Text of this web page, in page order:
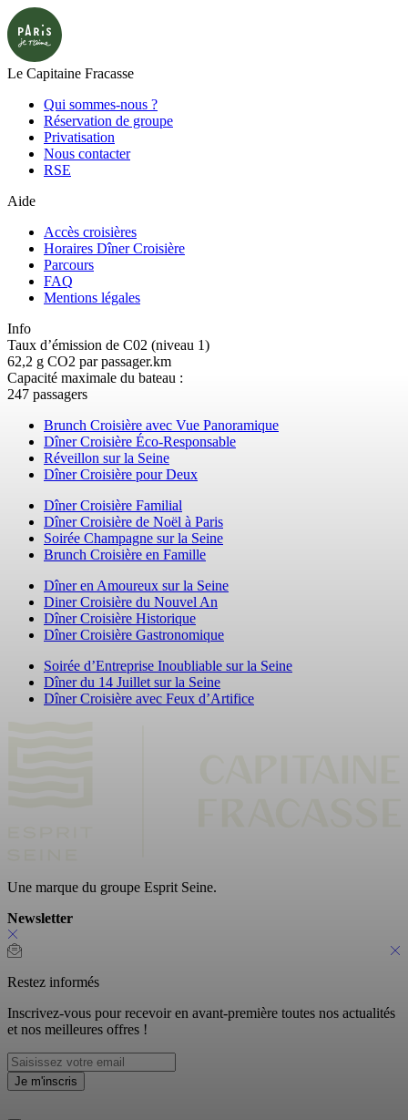
Le Capitaine Fracasse
Qui sommes-nous ?
Réservation de groupe
Privatisation
Nous contacter
RSE
Aide
Accès croisières
Horaires Dîner Croisière
Parcours
FAQ
Mentions légales
Info
Taux d’émission de C02 (niveau 1)
62,2 g CO2 par passager.km
Capacité maximale du bateau :
247 passagers
Brunch Croisière avec Vue Panoramique
Dîner Croisière Éco-Responsable
Réveillon sur la Seine
Dîner Croisière pour Deux
Dîner Croisière Familial
Dîner Croisière de Noël à Paris
Soirée Champagne sur la Seine
Brunch Croisière en Famille
Dîner en Amoureux sur la Seine
Diner Croisière du Nouvel An
Dîner Croisière Historique
Dîner Croisière Gastronomique
Soirée d’Entreprise Inoubliable sur la Seine
Dîner du 14 Juillet sur la Seine
Dîner Croisière avec Feux d’Artifice
Une marque du groupe Esprit Seine.
Newsletter
Restez informés
Inscrivez-vous pour recevoir en avant-première toutes nos actualités
et nos meilleures offres !